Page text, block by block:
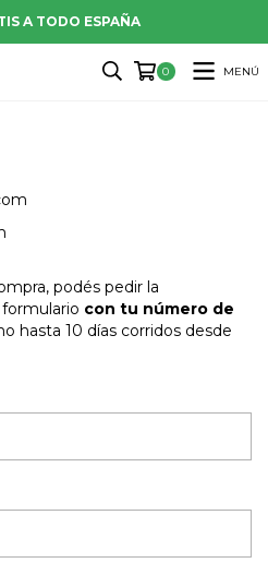
A TODO ESPAÑA
0 MENÚ
podés pedir la
con tu número de
hasta 10 días corridos desde